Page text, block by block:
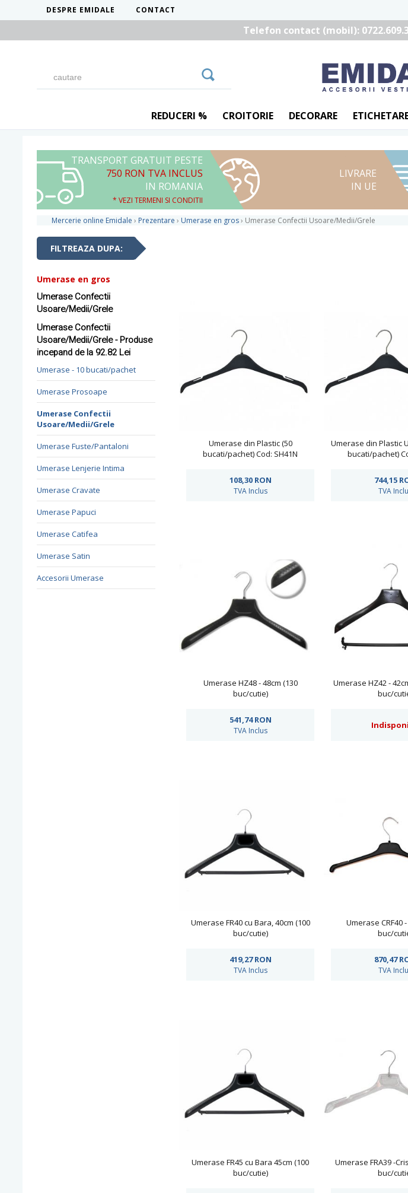
DESPRE EMIDALE CONTACT
Telefon contact (mobil):
REDUCERI % CROITORIE DECORARE
TRANSPORT GRATUIT PESTE
750 RON TVA INCLUS
IN ROMANIA
* VEZI TERMENI SI CONDITII
LIVRARE
IN UE
Mercerie online Emidale › Prezentare › Umerase en gros› Umerase Confectii Usoare/Medii/Grele
FILTREAZA DUPA:
Umerase en gros
Umerase Confectii
Usoare/Medii/Grele
Umerase Confectii
Usoare/Medii/Grele - Produse
incepand de la 92.82 Lei
Umerase - 10 bucati/pachet
Umerase Prosoape
Umerase Confectii
Usoare/Medii/Grele
Umerase Fuste/Pantaloni
Umerase Lenjerie Intima
Umerase Cravate
Umerase Papuci
Umerase Catifea
Umerase Satin
Accesorii Umerase
Umerase din Plastic (50
bucati/pachet) Cod: SH41N
108,30 RON
TVA Inclus
Umerase din Plastic
bucati/pachet)
744,15
TVA
Umerase HZ48 - 48cm (130
buc/cutie)
541,74RON
TVA Inclus
Umerase HZ42 -
buc/
Umerase FR40 cu Bara, 40cm (100
buc/cutie)
419,27RON
TVA Inclus
Umerase CRF40
buc/
870,47
TVA
Umerase FR45 cu Bara 45cm (100
buc/cutie)
Umerase FRA39 -
buc/